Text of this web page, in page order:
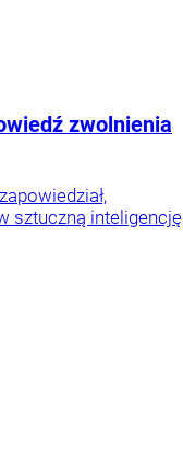
zwolnienia
sztuczną inteligencję